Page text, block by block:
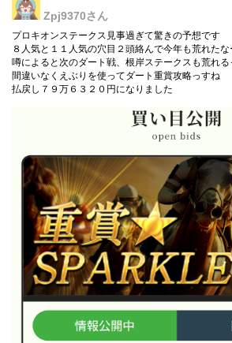
Zpj9370さん
プロキオンステークス見事過ぎて驚きの予想です
８人気と１１人気の穴目２頭絡んで今年も荒れたな
噂によると次のダート戦、根岸ステークスも荒れる
間違いなくえぶりを使ってダート重賞攻略っすね
払戻し７９万６３２０円になりました